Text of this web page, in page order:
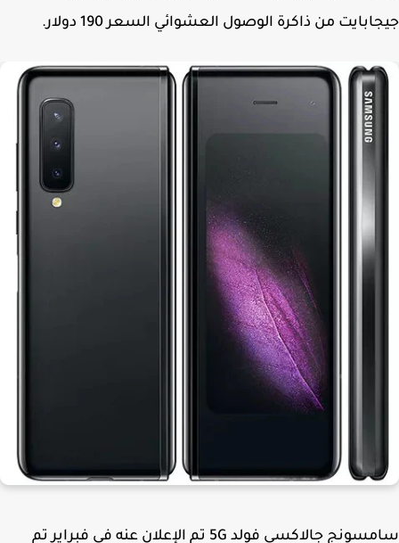
من ذاكرة الوصول العشوائي السعر 190 دولار.
سامسونج جالاكسي فولد 5G تم الإعلان عنه في فبراير تم